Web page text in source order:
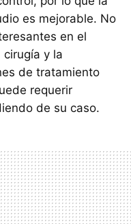
es mejorable. No
en el
y la
de tratamiento
requerir
de su caso.